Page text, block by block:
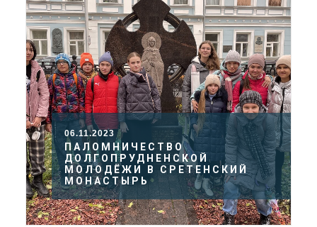
06.11.2023
ПАЛОМНИЧЕСТВО
ДОЛГОПРУДНЕНСКОЙ
МОЛОДЁЖИ В СРЕТЕНСКИЙ
МОНАСТЫРЬ